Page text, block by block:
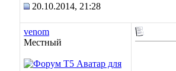
20.10.2014, 21:28
venom
Местный